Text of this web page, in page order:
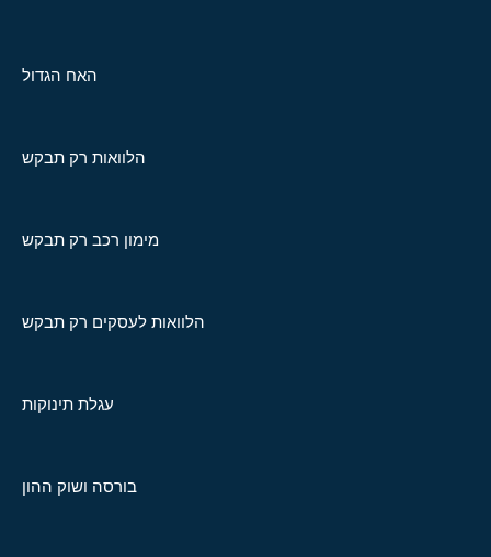
האח הגדול
הלוואות רק תבקש
מימון רכב רק תבקש
הלוואות לעסקים רק תבקש
עגלת תינוקות
בורסה ושוק ההון